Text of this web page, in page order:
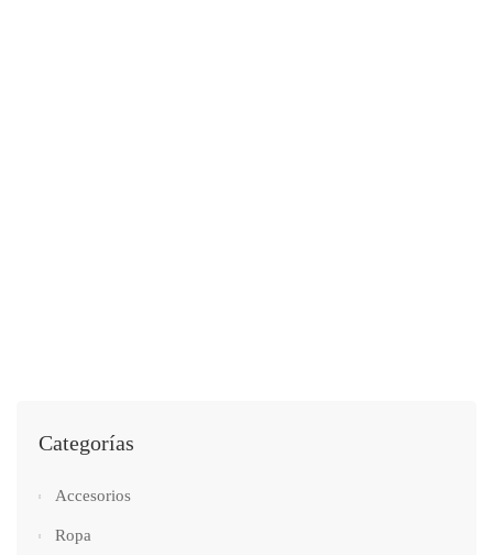
Categorías
Accesorios
Ropa